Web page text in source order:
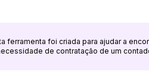
ferramenta foi criada para ajudar a
de contratação de um